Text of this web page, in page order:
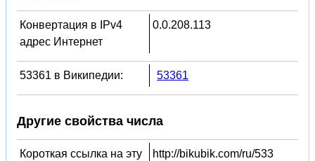
Конвертация в IPv4
адрес Интернет
0.0.208.113
53361 в Википедии: 53361
Другие свойства числа
Короткая ссылка на эту
http://bikubik.com/ru/533